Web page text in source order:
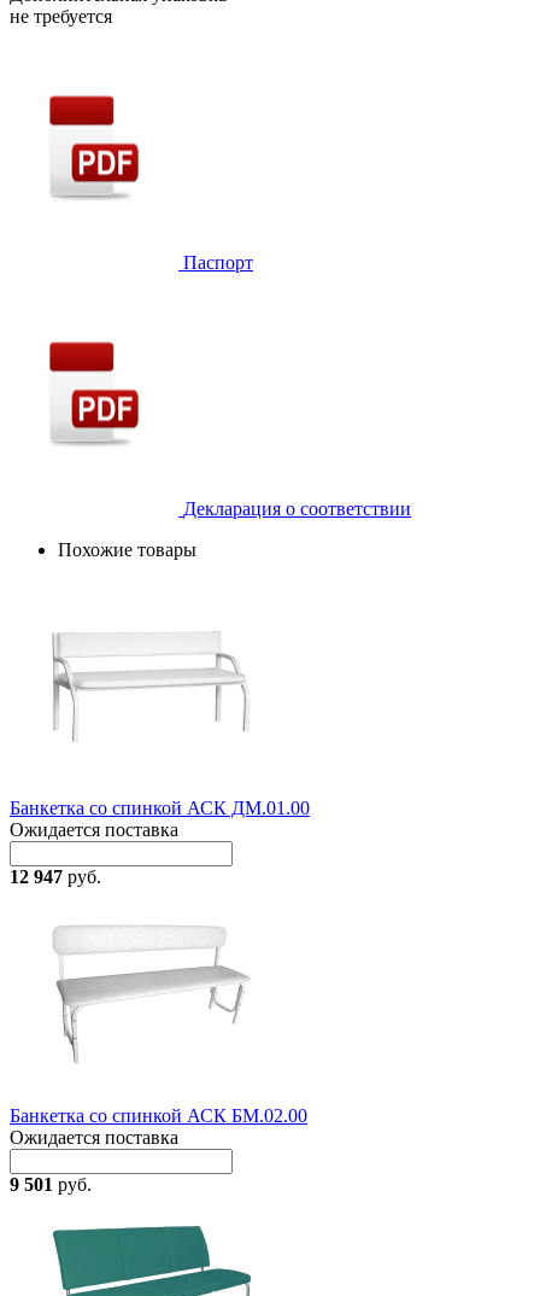
не требуется
Паспорт
Декларация о соответствии
Похожие товары
Банкетка со спинкой АСК ДМ.01.00
Ожидается поставка
12 947 руб.
Банкетка со спинкой АСК БМ.02.00
Ожидается поставка
9 501 руб.